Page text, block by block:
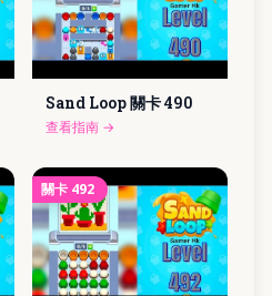
Sand Loop 關卡490
查看指南 →
關卡 492